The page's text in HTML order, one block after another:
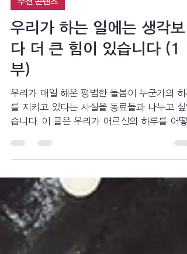
선진요양원
7월 31일
4분 분량
추천 콘텐츠
우리가 하는 일에는 생각보
다 더 큰 힘이 있습니다 (1
부)
를 지키고 있다는 사실을 동료들과 나누고 싶
습니다. 이 글은 우리가 어르신의 하루를 어떻
지키고, 다시 살아가게 하는 힘이 되는지 함께
발견하기 위한 기록입니다.